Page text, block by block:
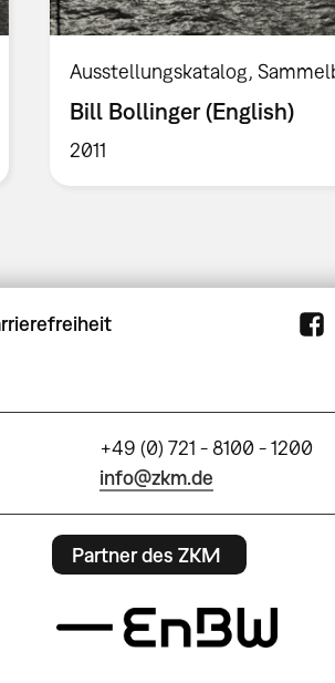
Ausstellungskatalog
Bill Bollinger (English)
2011
+49 (0) 721 - 8100 - 1200
info@zkm.de
Partner des ZKM